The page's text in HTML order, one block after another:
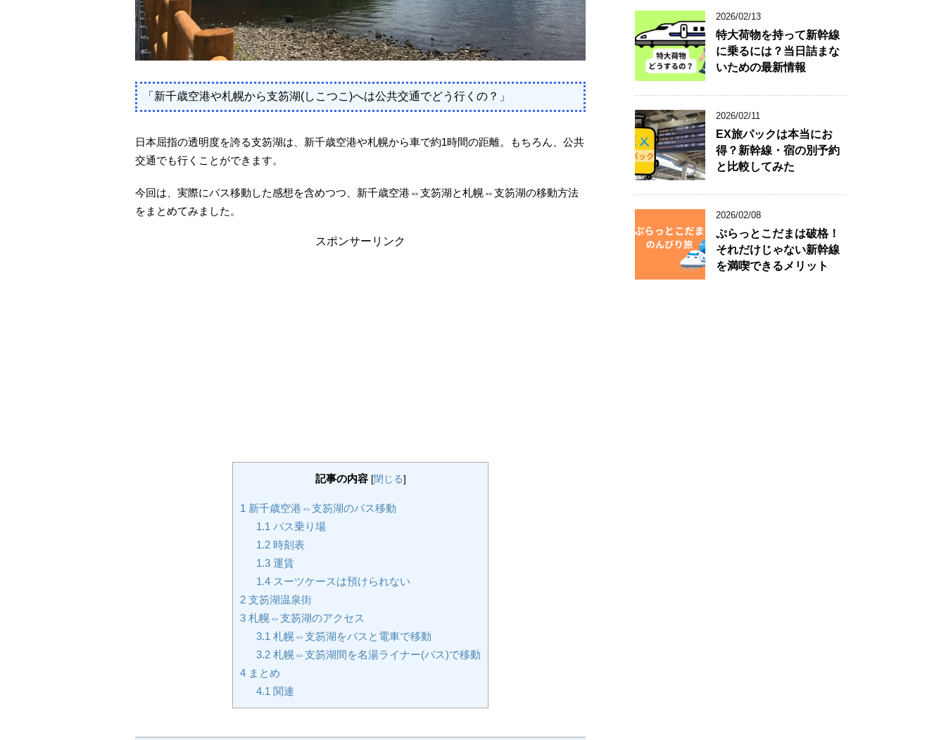
「新千歳空港や札幌から支笏湖(しこつこ)へは公共交通でどう行くの？」
日本屈指の透明度を誇る支笏湖は、新千歳空港や札幌から車で約1時間の距離。もちろん、公共
交通でも行くことができます。
今回は、実際にバス移動した感想を含めつつ、新千歳空港⇔支笏湖と札幌⇔支笏湖の移動方法
をまとめてみました。
スポンサーリンク
記事の内容 [閉じる]
1 新千歳空港⇔支笏湖のバス移動
1.1 バス乗り場
1.2時刻表
1.3運賃
1.4スーツケースは預けられない
2 支笏湖温泉街
3 札幌⇔支笏湖のアクセス
3.1 札幌⇔支笏湖をバスと電車で移動
3.2札幌⇔支笏湖間を名湯ライナー(バス)で移動
4 まとめ
4.1 関連
2026/02/13
特大荷物を持って新幹線
に乗るには？当日詰まな
いための最新情報
2026/02/11
EX旅パックは本当にお
得？新幹線・宿の別予約
と比較してみた
2026/02/08
ぷらっとこだまは破格！
それだけじゃない新幹線
を満喫できるメリット